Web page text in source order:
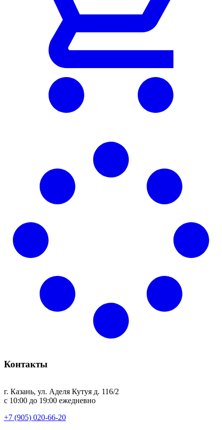
Контакты
г. Казань, ул. Аделя Кутуя д. 116/2
с 10:00 до 19:00 ежедневно
+7 (905) 020-66-20